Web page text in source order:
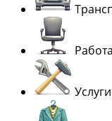
Работа
Услуги